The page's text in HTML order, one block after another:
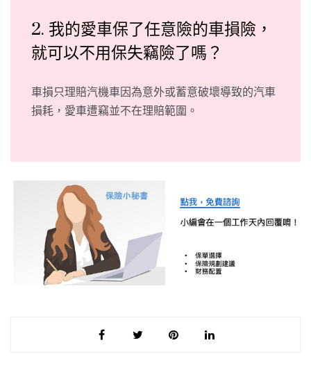
2. 我的愛車保了任意險的車損險，
就可以不用保失竊險了嗎？
車損只理賠汽機車因為意外或蓄意破壞導致的汽車
損耗，愛車遭竊並不在理賠範圍。